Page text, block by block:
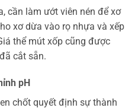
cần làm ướt viên nén để xơ
xơ dừa vào rọ nhựa và xếp
thể mút xốp cũng được
cắt sẵn.
pH
chốt quyết định sự thành